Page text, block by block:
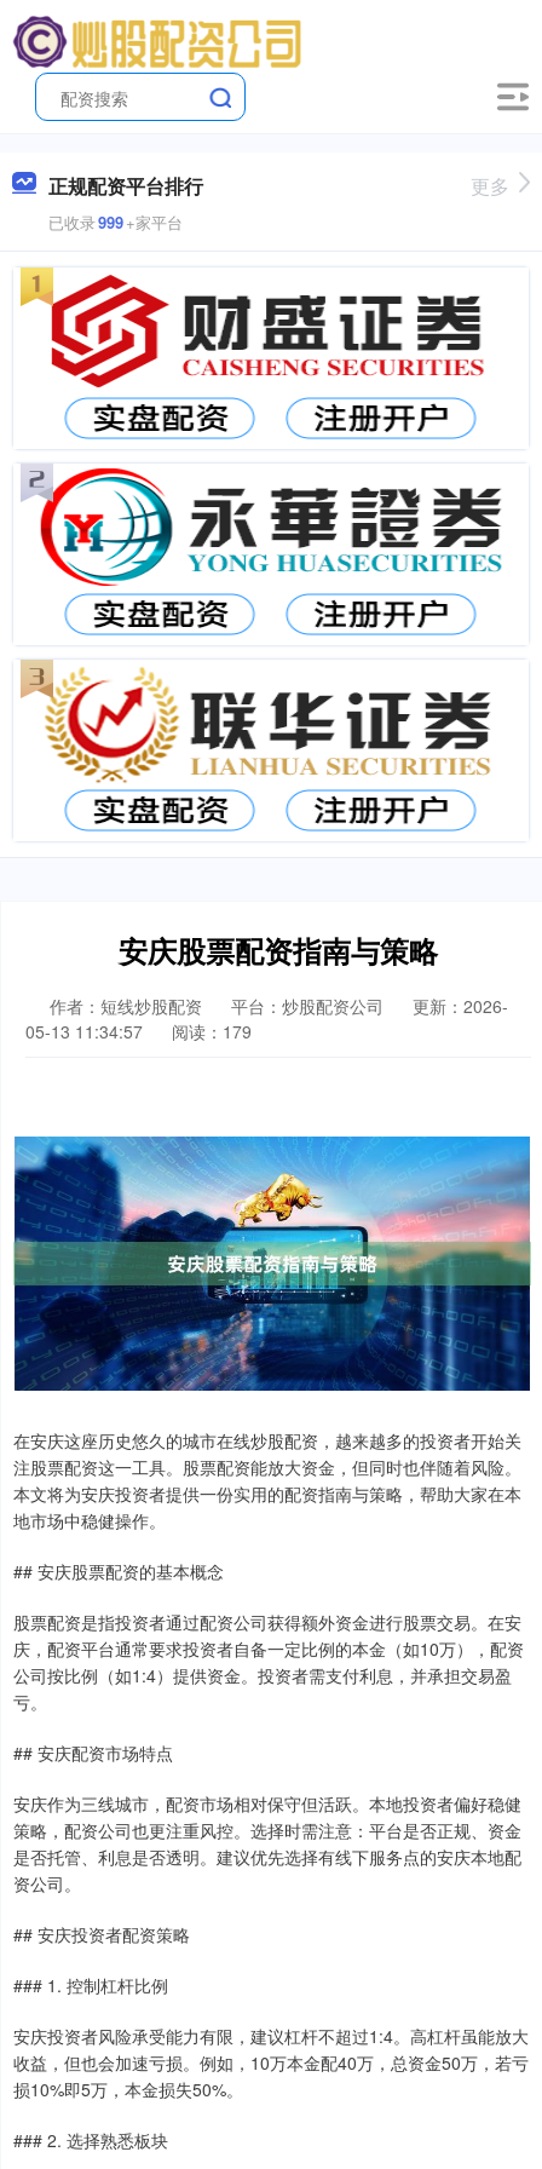
正规配资平台排行
已收录999+家平台
更多
安庆股票配资指南与策略
作者：短线炒股配资 平台：炒股配资公司
更新：2026-
05-13 11:34:57
阅读：179
在安庆这座历史悠久的城市在线炒股配资，越来越多的投资者开始关
注股票配资这一工具。股票配资能放大资金，但同时也伴随着风险。
本文将为安庆投资者提供一份实用的配资指南与策略，帮助大家在本
地市场中稳健操作。
## 安庆股票配资的基本概念
股票配资是指投资者通过配资公司获得额外资金进行股票交易。在安
庆，配资平台通常要求投资者自备一定比例的本金（如10万），配资
公司按比例（如1:4）提供资金。投资者需支付利息，并承担交易盈
亏。
## 安庆配资市场特点
安庆作为三线城市，配资市场相对保守但活跃。本地投资者偏好稳健
策略，配资公司也更注重风控。选择时需注意：平台是否正规、资金
是否托管、利息是否透明。建议优先选择有线下服务点的安庆本地配
资公司。
## 安庆投资者配资策略
### 1. 控制杠杆比例
安庆投资者风险承受能力有限，建议杠杆不超过1:4。高杠杆虽能放大
收益，但也会加速亏损。例如，10万本金配40万，总资金50万，若亏
损10%即5万，本金损失50%。
### 2. 选择熟悉板块